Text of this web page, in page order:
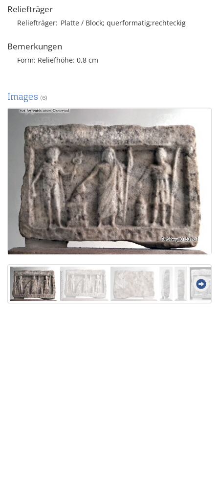
Reliefträger
Reliefträger Platte / Block; querformatig;rechteckig
Bemerkungen
Form: Reliefhöhe: 0,8 cm
Images (6)